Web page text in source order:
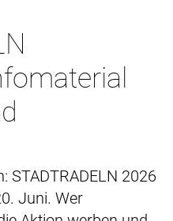
STADTRADELN 2026
Juni. Wer